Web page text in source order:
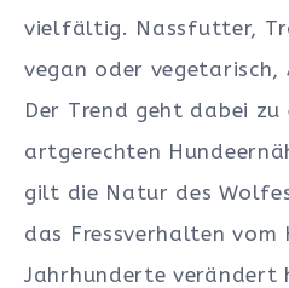
vielfältig. Nassfutter,
vegan oder
Der Trend geht dabei
artgerechten
gilt die Natur des
das Fressverhalten vom
Jahrhunderte verändert